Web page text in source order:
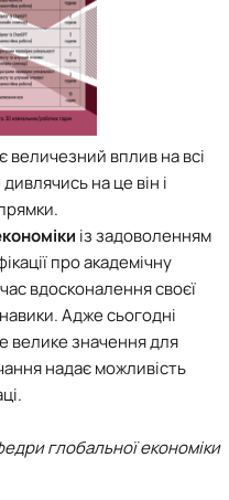
величезний вплив на всі
на це він і
із задоволенням
про академічну
вдосконалення своєї
Адже сьогодні
велике значення для
надає можливість
глобальної економіки